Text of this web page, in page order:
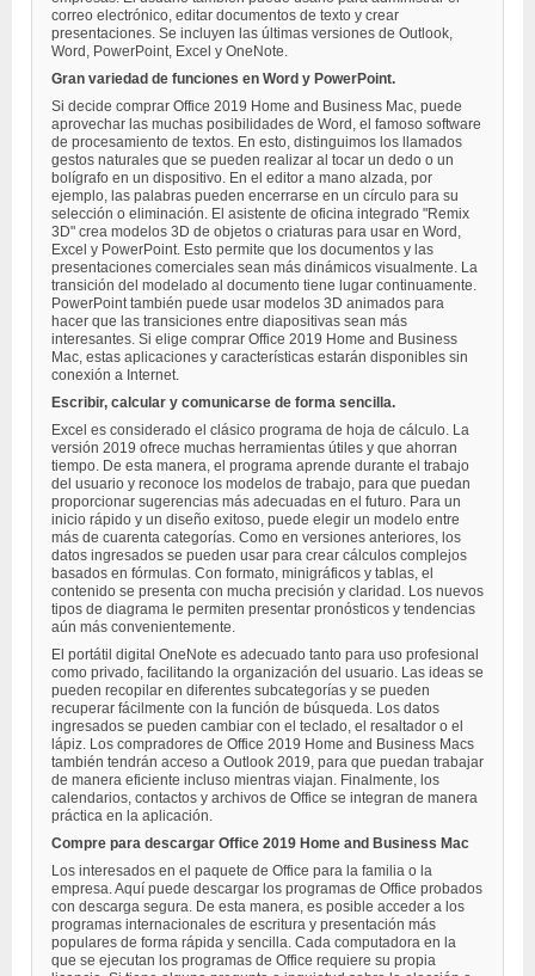
correo electrónico, editar documentos de texto y crear
presentaciones. Se incluyen las últimas versiones de Outlook,
Word, PowerPoint, Excel y OneNote.
Gran variedad de funciones en Word y PowerPoint.
Si decide comprar Office 2019 Home and Business Mac, puede
aprovechar las muchas posibilidades de Word, el famoso software
de procesamiento de textos. En esto, distinguimos los llamados
gestos naturales que se pueden realizar al tocar un dedo o un
bolígrafo en un dispositivo. En el editor a mano alzada, por
ejemplo, las palabras pueden encerrarse en un círculo para su
selección o eliminación. El asistente de oficina integrado "Remix
3D" crea modelos 3D de objetos o criaturas para usar en Word,
Excel y PowerPoint. Esto permite que los documentos y las
presentaciones comerciales sean más dinámicos visualmente. La
transición del modelado al documento tiene lugar continuamente.
PowerPoint también puede usar modelos 3D animados para
hacer que las transiciones entre diapositivas sean más
interesantes. Si elige comprar Office 2019 Home and Business
Mac, estas aplicaciones y características estarán disponibles sin
conexión a Internet.
Escribir, calcular y comunicarse de forma sencilla.
Excel es considerado el clásico programa de hoja de cálculo. La
versión 2019 ofrece muchas herramientas útiles y que ahorran
tiempo. De esta manera, el programa aprende durante el trabajo
del usuario y reconoce los modelos de trabajo, para que puedan
proporcionar sugerencias más adecuadas en el futuro. Para un
inicio rápido y un diseño exitoso, puede elegir un modelo entre
más de cuarenta categorías. Como en versiones anteriores, los
datos ingresados ​​se pueden usar para crear cálculos complejos
basados ​​en fórmulas. Con formato, minigráficos y tablas, el
contenido se presenta con mucha precisión y claridad. Los nuevos
tipos de diagrama le permiten presentar pronósticos y tendencias
aún más convenientemente.
El portátil digital OneNote es adecuado tanto para uso profesional
como privado, facilitando la organización del usuario. Las ideas se
pueden recopilar en diferentes subcategorías y se pueden
recuperar fácilmente con la función de búsqueda. Los datos
ingresados ​​se pueden cambiar con el teclado, el resaltador o el
lápiz. Los compradores de Office 2019 Home and Business Macs
también tendrán acceso a Outlook 2019, para que puedan trabajar
de manera eficiente incluso mientras viajan. Finalmente, los
calendarios, contactos y archivos de Office se integran de manera
práctica en la aplicación.
Compre para descargar Office 2019 Home and Business Mac
Los interesados ​​en el paquete de Office para la familia o la
empresa. Aquí puede descargar los programas de Office probados
con descarga segura. De esta manera, es posible acceder a los
programas internacionales de escritura y presentación más
populares de forma rápida y sencilla. Cada computadora en la
que se ejecutan los programas de Office requiere su propia